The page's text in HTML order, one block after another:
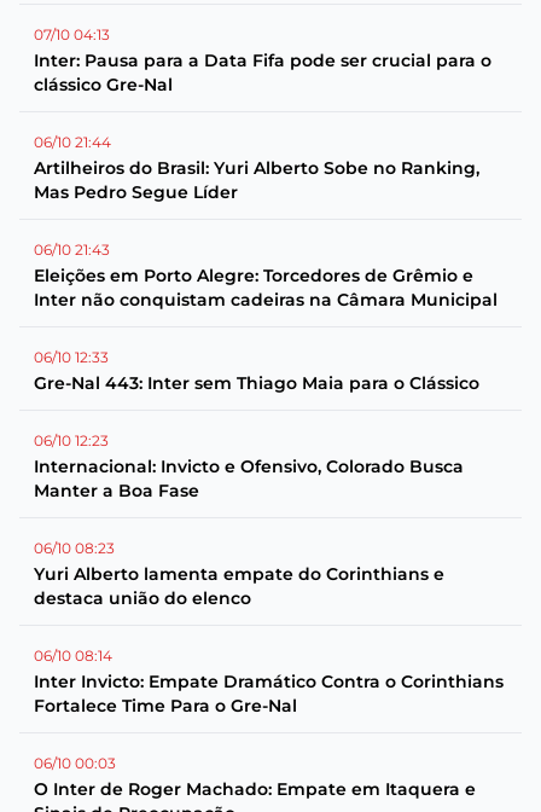
07/10 04:13
Inter: Pausa para a Data Fifa pode ser crucial para o
clássico Gre-Nal
06/10 21:44
Artilheiros do Brasil: Yuri Alberto Sobe no Ranking,
Mas Pedro Segue Líder
06/10 21:43
Eleições em Porto Alegre: Torcedores de Grêmio e
Inter não conquistam cadeiras na Câmara Municipal
06/10 12:33
Gre-Nal 443: Inter sem Thiago Maia para o Clássico
06/10 12:23
Internacional: Invicto e Ofensivo, Colorado Busca
Manter a Boa Fase
06/10 08:23
Yuri Alberto lamenta empate do Corinthians e
destaca união do elenco
06/10 08:14
Inter Invicto: Empate Dramático Contra o Corinthians
Fortalece Time Para o Gre-Nal
06/10 00:03
O Inter de Roger Machado: Empate em Itaquera e